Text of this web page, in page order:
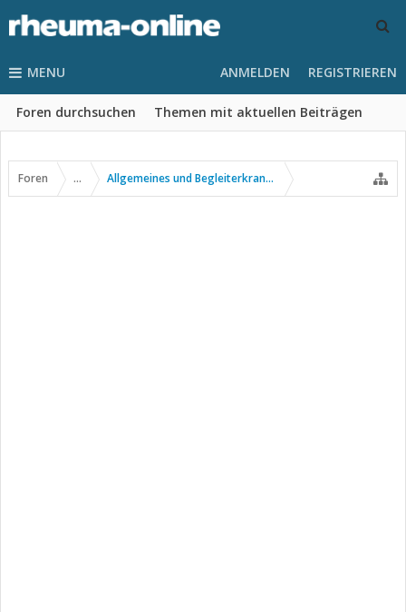
MENU
Foren durchsuchen Themen mit aktuellen Beiträgen
ANMELDEN REGISTRIEREN
Foren ... Allgemeines und Begleiterkrankungen